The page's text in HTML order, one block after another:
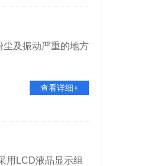
尘及振动严重的地方
查看详细+
用LCD液晶显示组